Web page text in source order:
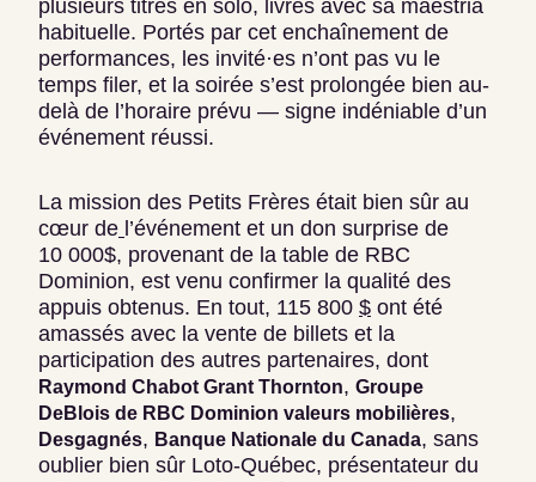
plusieurs titres en solo, livrés avec sa maestria
habituelle. Portés par cet enchaînement de
performances, les invité·es n’ont pas vu le
temps filer, et la soirée s’est prolongée bien au-
delà de l’horaire prévu — signe indéniable d’un
événement réussi.
La mission des Petits Frères était bien sûr au
cœur de l’événement et un don surprise de
10 000$, provenant de la table de RBC
Dominion, est venu confirmer la qualité des
appuis obtenus. En tout, 115 800 $ ont été
amassés avec la vente de billets et la
participation des autres partenaires, dont
Raymond Chabot Grant Thornton, Groupe
DeBlois de RBC Dominion valeurs mobilières,
Desgagnés, Banque Nationale du Canada, sans
oublier bien sûr Loto-Québec, présentateur du